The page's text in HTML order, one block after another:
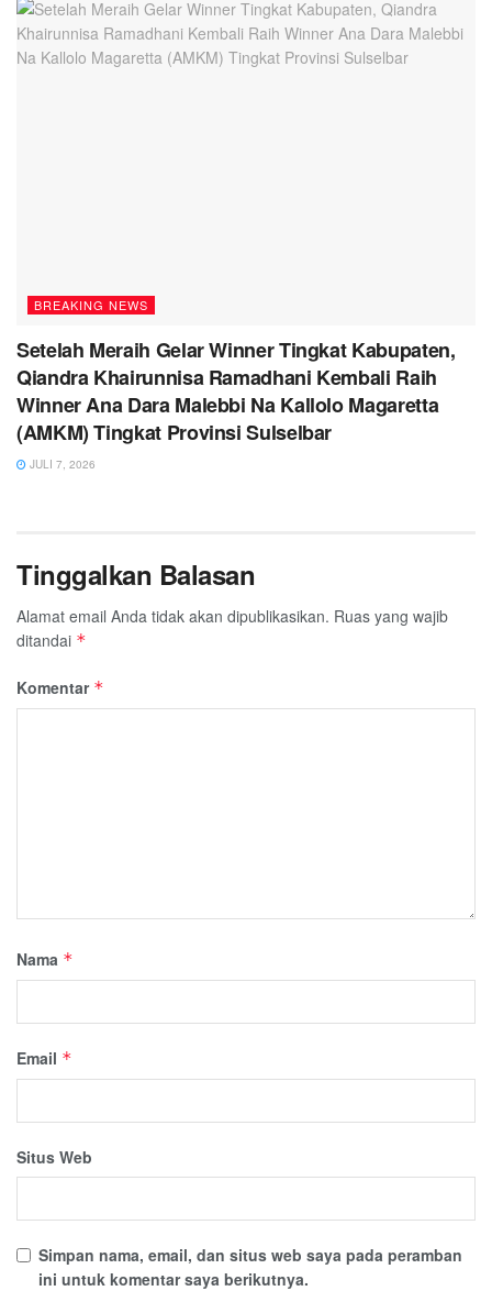
BREAKING NEWS
Setelah Meraih Gelar Winner Tingkat Kabupaten,
Qiandra Khairunnisa Ramadhani Kembali Raih
Winner Ana Dara Malebbi Na Kallolo Magaretta
(AMKM) Tingkat Provinsi Sulselbar
JULI 7, 2026
Tinggalkan Balasan
Alamat email Anda tidak akan dipublikasikan. Ruas yang wajib
ditandai *
Komentar *
Nama *
Email *
Situs Web
Simpan nama, email, dan situs web saya pada peramban
ini untuk komentar saya berikutnya.